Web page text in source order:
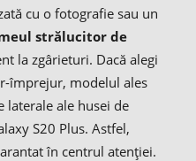
cu o fotografie sau un
strălucitor de
la zgârieturi. Dacă alegi
împrejur, modelul ales
laterale ale husei de
S20 Plus. Astfel,
în centrul atenției.